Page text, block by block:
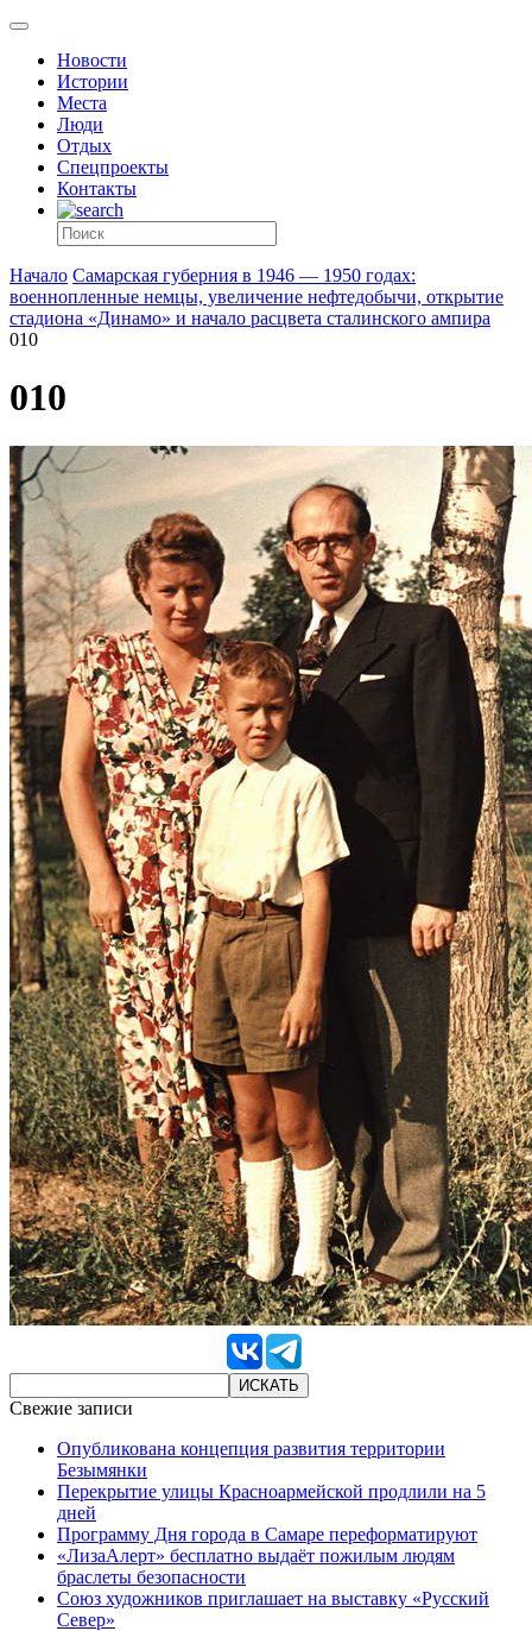
Новости
Истории
Места
Люди
Отдых
Спецпроекты
Контакты
Начало Самарская губерния в 1946 — 1950 годах:
военнопленные немцы, увеличение нефтедобычи, открытие
стадиона «Динамо» и начало расцвета сталинского ампира
010
010
Свежие записи
Опубликована концепция развития территории
Безымянки
Перекрытие улицы Красноармейской продлили на 5
дней
Программу Дня города в Самаре переформатируют
«ЛизаАлерт» бесплатно выдаёт пожилым людям
браслеты безопасности
Союз художников приглашает на выставку «Русский
Север»